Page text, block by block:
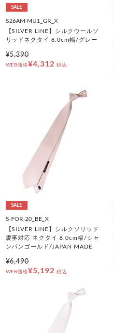
SALE
S26AM-MU1_GR_X
【SILVER LINE】シルクウールソ
リッドネクタイ 8.0cm幅/グレー
¥5,390
WEB価格¥4,312 税込
SALE
S-FOR-20_BE_X
【SILVER LINE】シルクソリッド
慶事対応 ネクタイ 8.0cm幅/シャ
ンパンゴールド/JAPAN MADE
¥6,490
WEB価格¥5,192 税込